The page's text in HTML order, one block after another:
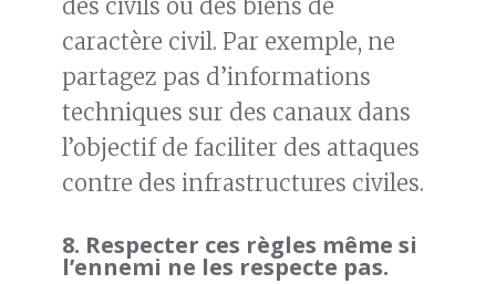
des civils ou des biens de
caractère civil. Par exemple, ne
partagez pas d’informations
techniques sur des canaux dans
l’objectif de faciliter des attaques
contre des infrastructures civiles.
8. Respecter ces règles même si
l’ennemi ne les respecte pas.